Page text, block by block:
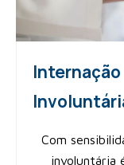
Internação
Com
involuntária